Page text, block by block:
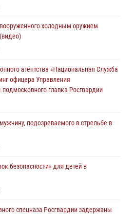
холодным оружием
агентства «Национальная Служба
офицера Управления
главка Росгвардии
подозреваемого в стрельбе в
безопасности» для детей в
спецназа Росгвардии задержаны